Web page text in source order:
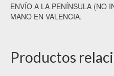
ENVÍO A LA PENÍNSULA (NO
MANO EN VALENCIA.
Productos